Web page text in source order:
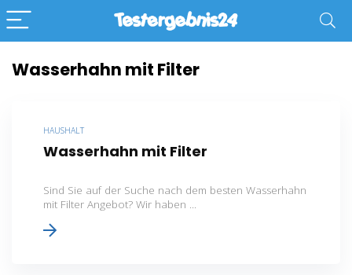
Wasserhahn mit Filter
HAUSHALT
Wasserhahn mit Filter
Sind Sie auf der Suche nach dem besten Wasserhahn
mit Filter Angebot? Wir haben ...